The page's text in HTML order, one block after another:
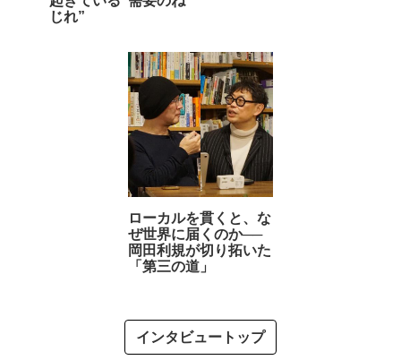
じれ”
ローカルを貫くと、な
ぜ世界に届くのか──
岡田利規が切り拓いた
「第三の道」
インタビュートップ